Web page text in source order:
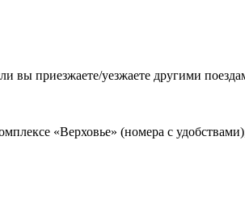
вы приезжаете/уезжаете другими
«Верховье» (номера с